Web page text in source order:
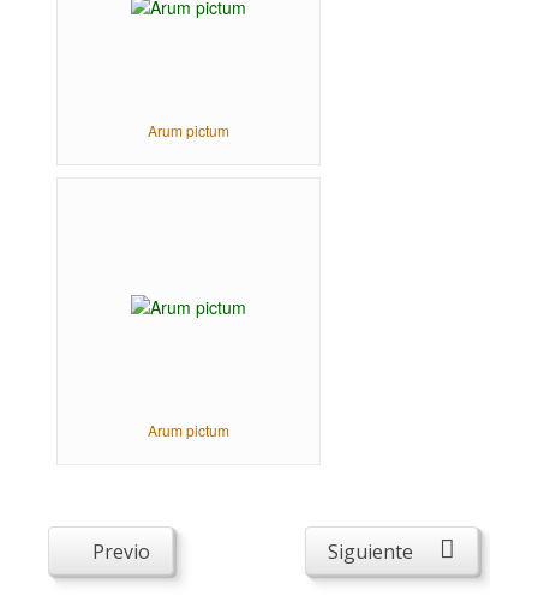
Arum pictum
Arum pictum
Previo Siguiente